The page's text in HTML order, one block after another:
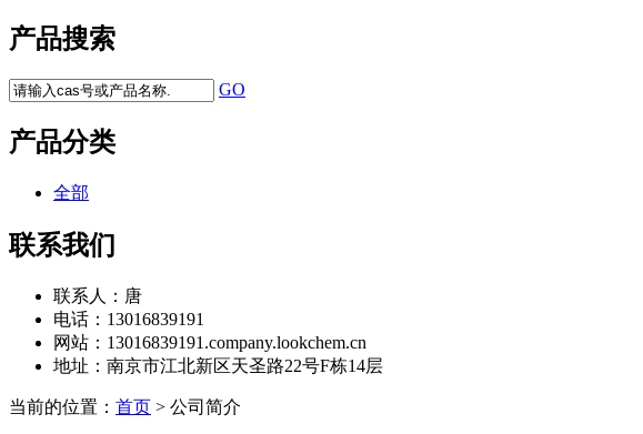
产品搜索
GO
产品分类
全部
联系我们
联系人： 唐
电话： 13016839191
网站： 13016839191.company.lookchem.cn
地址： 南京市江北新区天圣路22号F栋14层
当前的位置： 首页 > 公司简介